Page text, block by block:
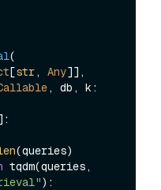
(
[str, Any]],
(queries)
tqdm(queries,
):